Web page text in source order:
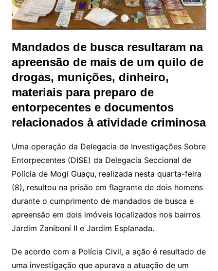
Mandados de busca resultaram na
apreensão de mais de um quilo de
drogas, munições, dinheiro,
materiais para preparo de
entorpecentes e documentos
relacionados à atividade criminosa
Uma operação da Delegacia de Investigações Sobre
Entorpecentes (DISE) da Delegacia Seccional de
Polícia de Mogi Guaçu, realizada nesta quarta-feira
(8), resultou na prisão em flagrante de dois homens
durante o cumprimento de mandados de busca e
apreensão em dois imóveis localizados nos bairros
Jardim Zaniboni II e Jardim Esplanada.
De acordo com a Polícia Civil, a ação é resultado de
uma investigação que apurava a atuação de um